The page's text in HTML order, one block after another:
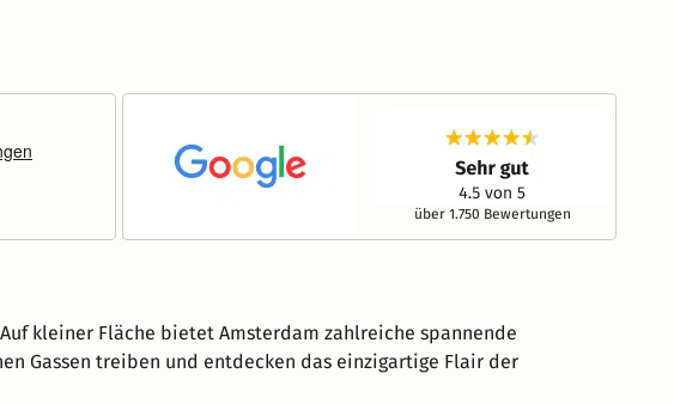
über 1.750 Bewertungen
kleiner Fläche bietet Amsterdam zahlreiche spannende
Gassen treiben und entdecken das einzigartige Flair der